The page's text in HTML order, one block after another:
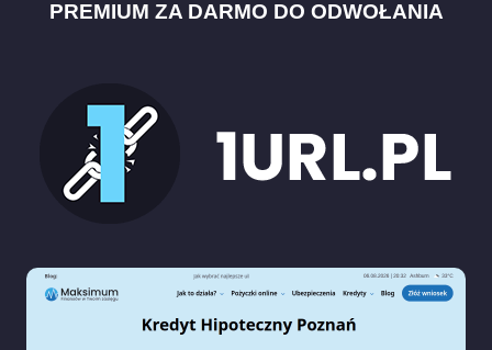
PREMIUM ZA DARMO DO ODWOŁANIA